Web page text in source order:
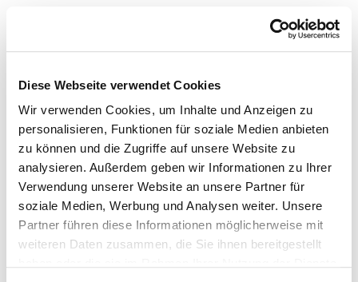
Diese Webseite verwendet Cookies
Wir verwenden Cookies, um Inhalte und Anzeigen zu
personalisieren, Funktionen für soziale Medien anbieten
zu können und die Zugriffe auf unsere Website zu
analysieren. Außerdem geben wir Informationen zu Ihrer
Verwendung unserer Website an unsere Partner für
soziale Medien, Werbung und Analysen weiter. Unsere
Partner führen diese Informationen möglicherweise mit
weiteren Daten zusammen, die Sie ihnen bereitgestellt